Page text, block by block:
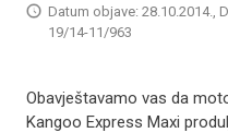
Datum objave: 28.10.2014.,
19/14-11/963
Obavještavamo vas da
Kangoo Express Maxi